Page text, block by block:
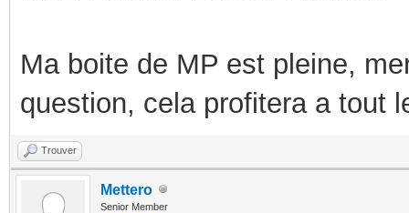
Ma boite de MP est pleine,
question, cela profitera a tout
Trouver
Mettero
Senior Member